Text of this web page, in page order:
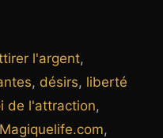
l'argent,
, désirs, liberté
de l'attraction,
Magiquelife.com,